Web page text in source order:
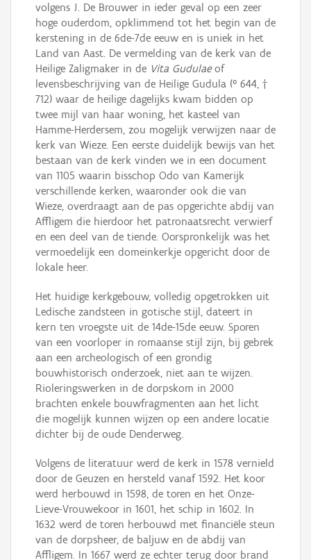
volgens J. De Brouwer in ieder geval op een zeer
hoge ouderdom, opklimmend tot het begin van de
kerstening in de 6de-7de eeuw en is uniek in het
Land van Aast. De vermelding van de kerk van de
Heilige Zaligmaker in de Vita Gudulaeof
levensbeschrijving van de Heilige Gudula (° 644, †
712) waar de heilige dagelijks kwam bidden op
twee mijl van haar woning, het kasteel van
Hamme-Herdersem, zou mogelijk verwijzen naar de
kerk van Wieze. Een eerste duidelijk bewijs van het
bestaan van de kerk vinden we in een document
van 1105 waarin bisschop Odo van Kamerijk
verschillende kerken, waaronder ook die van
Wieze, overdraagt aan de pas opgerichte abdij van
Affligem die hierdoor het patronaatsrecht verwierf
en een deel van de tiende. Oorspronkelijk was het
vermoedelijk een domeinkerkje opgericht door de
lokale heer.
Het huidige kerkgebouw, volledig opgetrokken uit
Ledische zandsteen in gotische stijl, dateert in
kern ten vroegste uit de 14de-15de eeuw. Sporen
van een voorloper in romaanse stijl zijn, bij gebrek
aan een archeologisch of een grondig
bouwhistorisch onderzoek, niet aan te wijzen.
Rioleringswerken in de dorpskom in 2000
brachten enkele bouwfragmenten aan het licht
die mogelijk kunnen wijzen op een andere locatie
dichter bij de oude Denderweg.
Volgens de literatuur werd de kerk in 1578 vernield
door de Geuzen en hersteld vanaf 1592. Het koor
werd herbouwd in 1598, de toren en het Onze-
Lieve-Vrouwekoor in 1601, het schip in 1602. In
1632 werd de toren herbouwd met financiële steun
van de dorpsheer, de baljuw en de abdij van
Affligem. In 1667 werd ze echter terug door brand